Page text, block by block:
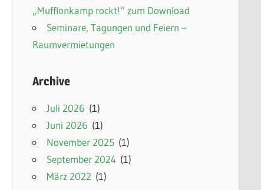
„Mufflonkamp rockt!“ zum Download
Seminare, Tagungen und Feiern –
Raumvermietungen
Archive
Juli 2026 (1)
Juni 2026 (1)
November 2025(1)
September 2024(1)
März 2022 (1)